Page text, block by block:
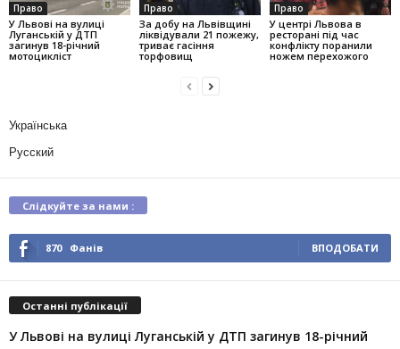
Право
У Львові на вулиці
Луганській у ДТП
загинув 18-річний
мотоцикліст
Право
За добу на Львівщині
ліквідували 21 пожежу,
триває гасіння
торфовищ
Право
У центрі Львова в
ресторані під час
конфлікту поранили
ножем перехожого
Українська
Русский
Слідкуйте за нами :
870 Фанів ВПОДОБАТИ
Останні публікації
У Львові на вулиці Луганській у ДТП загинув 18-річний